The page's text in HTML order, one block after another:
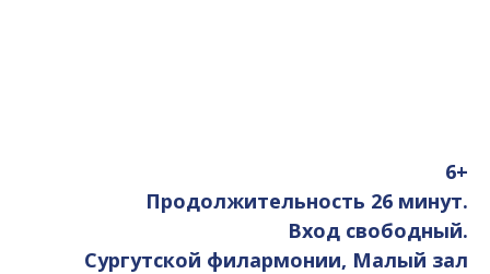
6+
Продолжительность 26 минут.
Вход свободный.
Сургутской филармонии, Малый зал